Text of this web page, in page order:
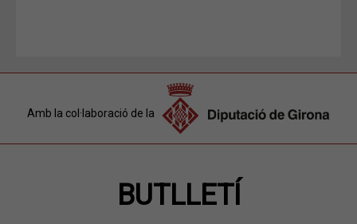
Amb la col·laboració de la
BUTLLETÍ